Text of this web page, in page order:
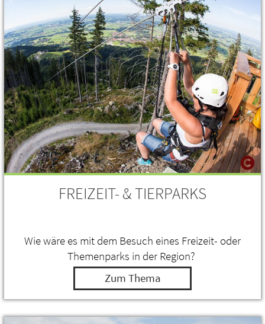
FREIZEIT- & TIERPARKS
Wie wäre es mit dem Besuch eines Freizeit- oder
Themenparks in der Region?
Zum Thema